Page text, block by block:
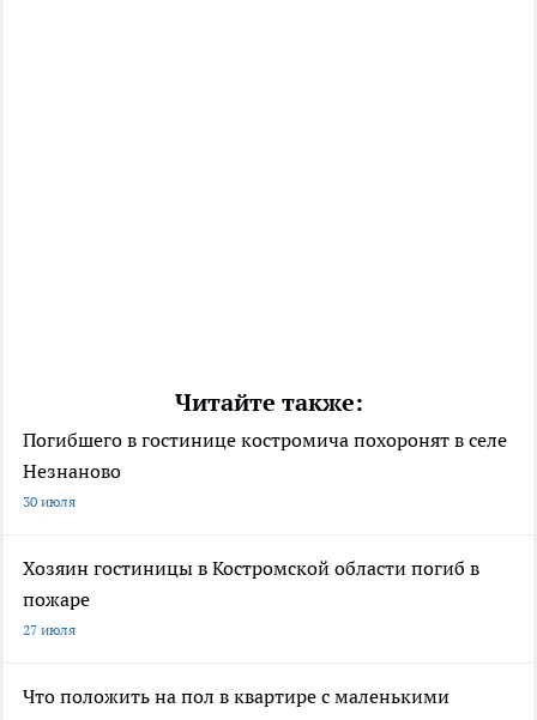
Читайте также:
Погибшего в гостинице костромича похоронят в селе
Незнаново
30 июля
Хозяин гостиницы в Костромской области погиб в
пожаре
27 июля
Что положить на пол в квартире с маленькими